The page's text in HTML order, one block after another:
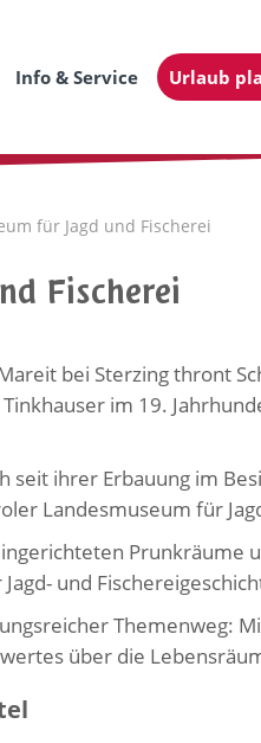
Info & Service Urlaub
für Jagd und Fischerei
Fischerei
bei Sterzing thront
im 19.
seit ihrer Erbauung im
Landesmuseum für
Prunkräume
und
Themenweg:
über die